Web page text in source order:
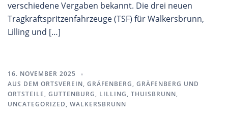
verschiedene Vergaben bekannt. Die drei neuen
Tragkraftspritzenfahrzeuge (TSF) für Walkersbrunn,
Lilling und […]
16. NOVEMBER 2025
AUS DEM ORTSVEREIN, GRÄFENBERG, GRÄFENBERG UND
ORTSTEILE, GUTTENBURG, LILLING, THUISBRUNN,
UNCATEGORIZED, WALKERSBRUNN